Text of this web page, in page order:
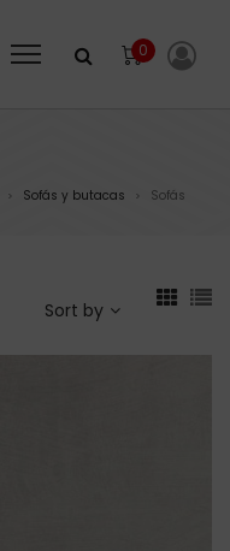
0
> Sofás y butacas > Sofás
Sort by